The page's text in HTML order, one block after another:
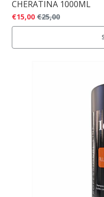
CHERATINA 1000ML
€15,00 €25,00